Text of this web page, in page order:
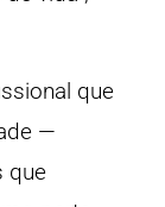
que
—
que